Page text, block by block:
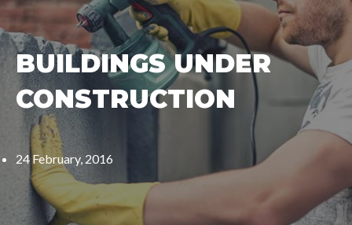
BUILDINGS UNDER
CONSTRUCTION
24 February, 2016